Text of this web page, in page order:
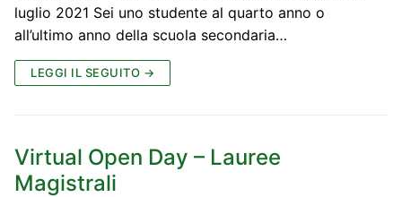
luglio 2021 Sei uno studente al quarto anno o
all’ultimo anno della scuola secondaria…
LEGGI IL SEGUITO →
Virtual Open Day – Lauree
Magistrali